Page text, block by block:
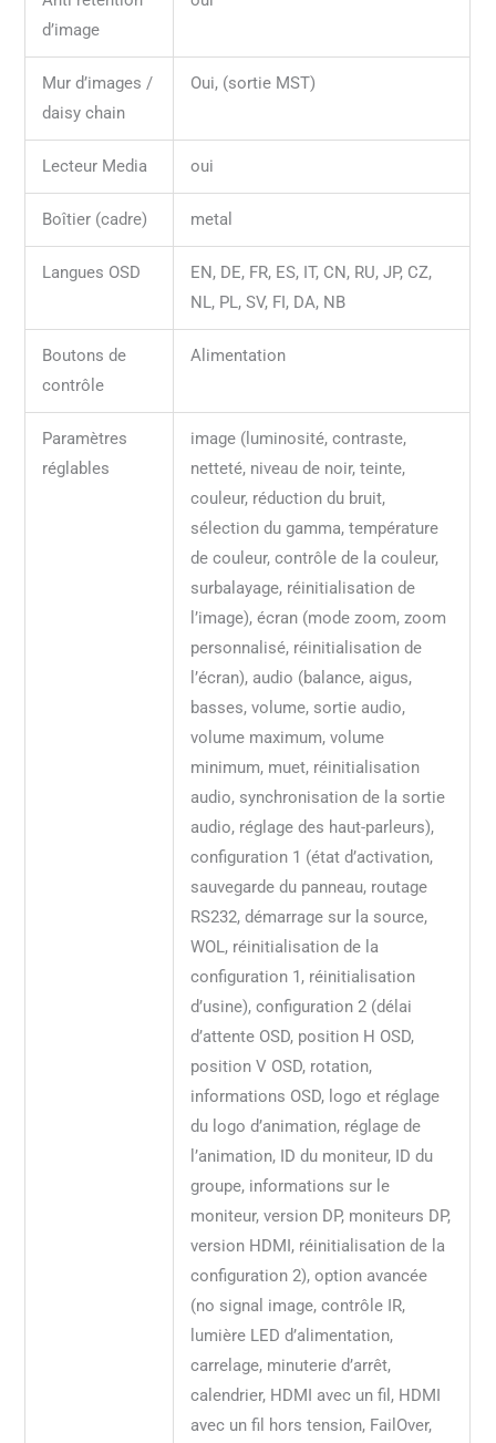
d’image
Mur d’images /
daisy chain
Oui, (sortie MST)
Lecteur Media oui
Boîtier (cadre) metal
Langues OSD
EN, DE, FR, ES, IT, CN, RU, JP, CZ,
NL, PL, SV, FI, DA, NB
Boutons de
contrôle
Alimentation
Paramètres
réglables
image (luminosité, contraste,
netteté, niveau de noir, teinte,
couleur, réduction du bruit,
sélection du gamma, température
de couleur, contrôle de la couleur,
surbalayage, réinitialisation de
l’image), écran (mode zoom, zoom
personnalisé, réinitialisation de
l’écran), audio (balance, aigus,
basses, volume, sortie audio,
volume maximum, volume
minimum, muet, réinitialisation
audio, synchronisation de la sortie
audio, réglage des haut-parleurs),
configuration 1 (état d’activation,
sauvegarde du panneau, routage
RS232, démarrage sur la source,
WOL, réinitialisation de la
configuration 1, réinitialisation
d’usine), configuration 2 (délai
d’attente OSD, position H OSD,
position V OSD, rotation,
informations OSD, logo et réglage
du logo d’animation, réglage de
l’animation, ID du moniteur, ID du
groupe, informations sur le
moniteur, version DP, moniteurs DP,
version HDMI, réinitialisation de la
configuration 2), option avancée
(no signal image, contrôle IR,
lumière LED d’alimentation,
carrelage, minuterie d’arrêt,
calendrier, HDMI avec un fil, HDMI
avec un fil hors tension, FailOver,